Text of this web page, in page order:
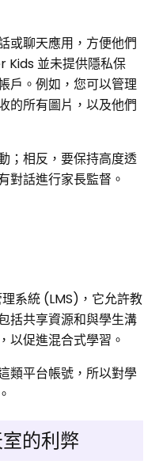
或聊天應用，方便他們
Kids 並未提供隱私保
戶。例如，您可以管理
的所有圖片，以及他們
；相反，要保持高度透
對話進行家長監督。
系統 (LMS)，它允許教
括共享資源和與學生溝
以促進混合式學習。
類平台帳號，所以對學
的利弊